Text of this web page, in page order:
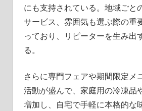
にも支持されている。地域ごと
サービス、雰囲気も選ぶ際の重
っており、リピーターを生み出
る。
さらに専門フェアや期間限定メ
活動が盛んで、家庭用の冷凍品
増加し、自宅で手軽に本格的な